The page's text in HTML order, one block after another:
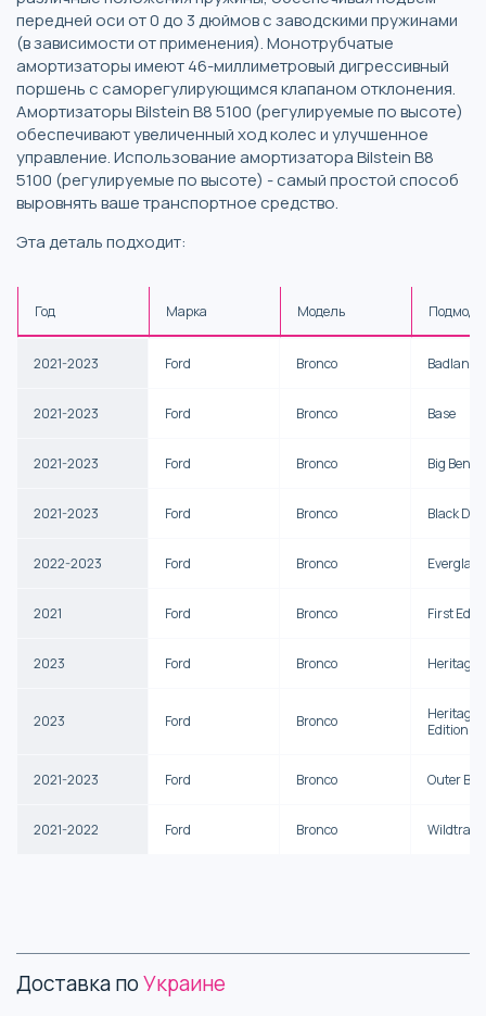
передней оси от 0 до 3 дюймов с заводскими пружинами
(в зависимости от применения). Монотрубчатые
амортизаторы имеют 46-миллиметровый дигрессивный
поршень с саморегулирующимся клапаном отклонения.
Амортизаторы Bilstein B8 5100 (регулируемые по высоте)
обеспечивают увеличенный ход колес и улучшенное
управление. Использование амортизатора Bilstein B8
5100 (регулируемые по высоте) - самый простой способ
выровнять ваше транспортное средство.
Эта деталь подходит:
Год Марка Модель
2021-2023 Ford Bronco Badlands
2021-2023 Ford Bronco Base
2021-2023 Ford Bronco Big Bend
2021-2023 Ford Bronco Black
2022-2023 Ford Bronco
2021 Ford Bronco First
2023 Ford Bronco Heritage
2023 Ford Bronco
Heritage
Edition
2021-2023 Ford Bronco Outer
2021-2022 Ford Bronco Wildtrak
Доставка поУкраине